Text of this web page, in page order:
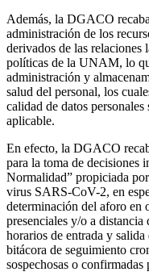
Además, la DGACO
administración de los
derivados de las relaciones
políticas de la UNAM, lo
administración y
salud del personal, los
calidad de datos
aplicable.
En efecto, la DGACO
para la toma de decisiones
Normalidad” propiciada
virus SARS-CoV-2, en
determinación del aforo en
presenciales y/o a distancia
horarios de entrada y
bitácora de seguimiento
sospechosas o